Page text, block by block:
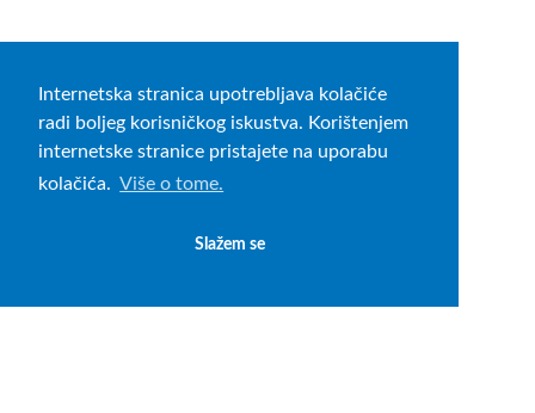
Internetska stranica upotrebljava kolačiće
radi boljeg korisničkog iskustva. Korištenjem
internetske stranice pristajete na uporabu
kolačića. Više o tome.
Slažem se